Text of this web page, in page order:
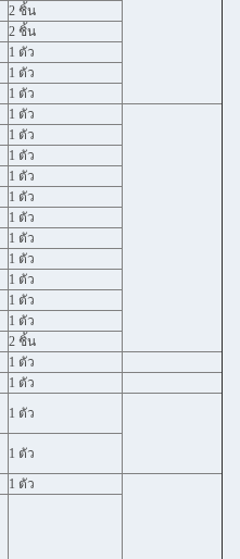
2 ชิ้น
2 ชิ้น
1 ตัว
1 ตัว
1 ตัว
1 ตัว
1 ตัว
1 ตัว
1 ตัว
1 ตัว
1 ตัว
1 ตัว
1 ตัว
1 ตัว
1 ตัว
1 ตัว
2 ชิ้น
1 ตัว
1 ตัว
1 ตัว
1 ตัว
1 ตัว